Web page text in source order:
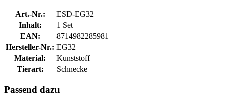
Art.-Nr.:
ESD-EG32
Inhalt:
1 Set
EAN:
8714982285981
Hersteller-Nr.: EG32
Material:
Kunststoff
Tierart:
Schnecke
Passend dazu